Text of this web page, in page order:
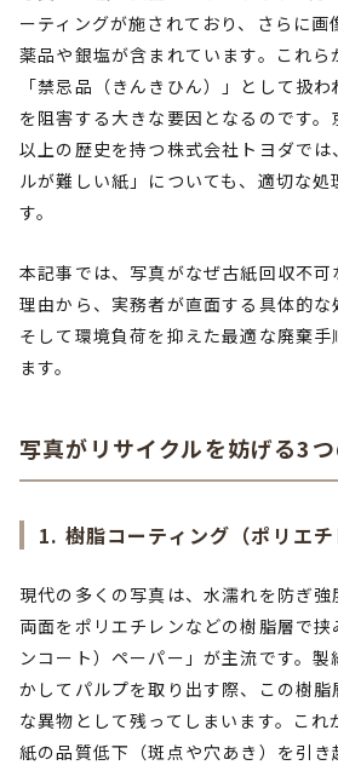
ーティングが施されており、さらに画
薬品や銀塩が含まれています。これら
「禁忌品（きんきひん）」として扱
を阻害する大きな要因となるのです
以上の歴史を持つ株式会社トヨダで
ルが難しい紙」についても、適切な処
す。
本記事では、写真がなぜ古紙回収不
理由から、実務者が直面する具体的な
そして環境負荷を抑えた最適な廃棄
ます。
写真がリサイクルを妨げる3
1. 樹脂コーティング（ポリエ
現代の多くの写真は、水濡れを防ぎ
両面をポリエチレンなどの樹脂層で
ンコート）ペーパー」が主流です。
かしてパルプを取り出す際、この樹脂
な異物として残ってしまいます。こ
紙の品質低下（斑点や穴あき）を引